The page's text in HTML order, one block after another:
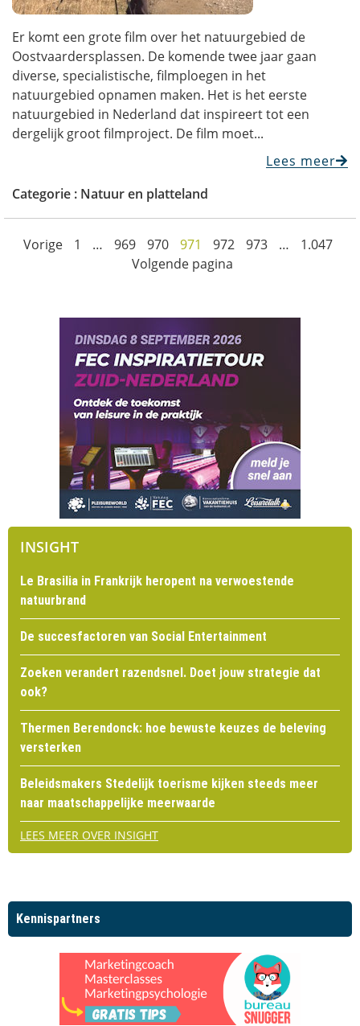
Er komt een grote film over het natuurgebied de
Oostvaardersplassen. De komende twee jaar gaan
diverse, specialistische, filmploegen in het
natuurgebied opnamen maken. Het is het eerste
natuurgebied in Nederland dat inspireert tot een
dergelijk groot filmproject. De film moet...
Lees meer
Categorie : Natuur en platteland
Vorige 1 … 969 970 971 972 973 …
1.047
Volgende pagina
INSIGHT
Le Brasilia in Frankrijk heropent na verwoestende
natuurbrand
De succesfactoren van Social Entertainment
Zoeken verandert razendsnel. Doet jouw strategie dat
ook?
Thermen Berendonck: hoe bewuste keuzes de beleving
versterken
Beleidsmakers Stedelijk toerisme kijken steeds meer
naar maatschappelijke meerwaarde
LEES MEER OVER INSIGHT
Kennispartners